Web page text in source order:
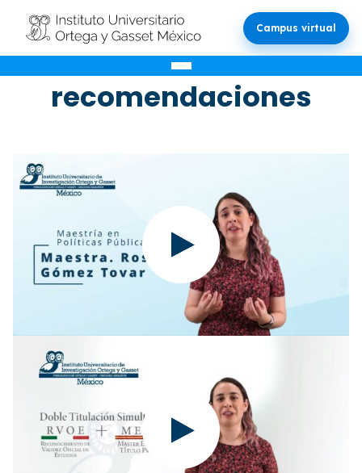
Campus virtual
Vídeos con
recomendaciones